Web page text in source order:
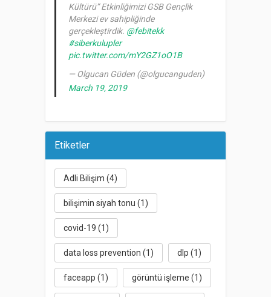
Kültürü” Etkinliğimizi GSB Gençlik
Merkezi ev sahipliğinde
gerçekleştirdik. @febitekk
#siberkulupler
pic.twitter.com/mY2GZ1oO1B
— Olgucan Güden (@olgucanguden)
March 19, 2019
Etiketler
Adli Bilişim (4)
bilişimin siyah tonu (1)
covid-19 (1)
data loss prevention (1) dlp (1)
faceapp (1) görüntü işleme (1)